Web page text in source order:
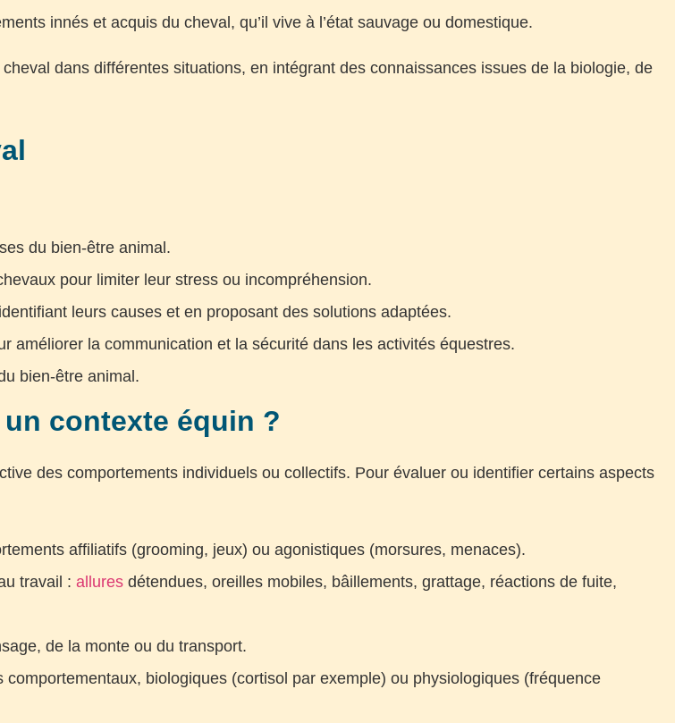
innés et acquis du cheval, qu’il vive à l’état sauvage ou domestique.
dans différentes situations, en intégrant des connaissances issues de la biologie, de
du bien-être animal.
pour limiter leur stress ou incompréhension.
leurs causes et en proposant des solutions adaptées.
améliorer la communication et la sécurité dans les activités équestres.
bien-être animal.
un contexte équin ?
des comportements individuels ou collectifs. Pour évaluer ou identifier certains aspects
affiliatifs (grooming, jeux) ou agonistiques (morsures, menaces).
travail : allures détendues, oreilles mobiles, bâillements, grattage, réactions de fuite,
de la monte ou du transport.
biologiques (cortisol par exemple) ou physiologiques (fréquence